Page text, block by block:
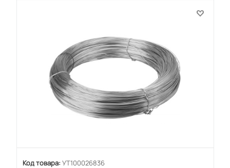
Код товара: УТ100026836